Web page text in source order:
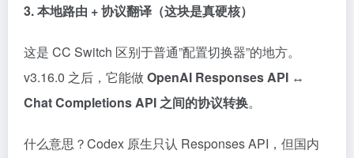
3. 本地路由 + 协议翻译（这块是真硬核）
这是 CC Switch 区别于普通”配置切换器”的地方。
v3.16.0 之后，它能做OpenAI Responses API ↔
Chat Completions API 之间的协议转换。
什么意思？Codex 原生只认 Responses API，但国内